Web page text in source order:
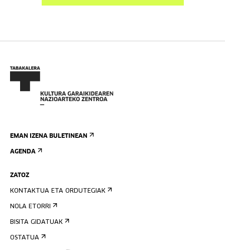
EMAN IZENA BULETINEAN
AGENDA
ZATOZ
KONTAKTUA ETA ORDUTEGIAK
NOLA ETORRI
BISITA GIDATUAK
OSTATUA